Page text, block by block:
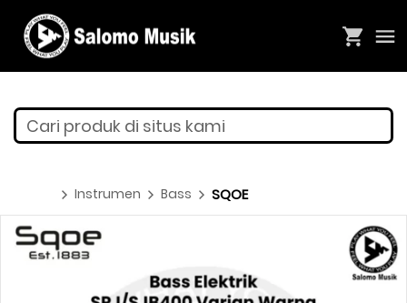
Cari produk di situs kami
Instrumen Bass SQOE